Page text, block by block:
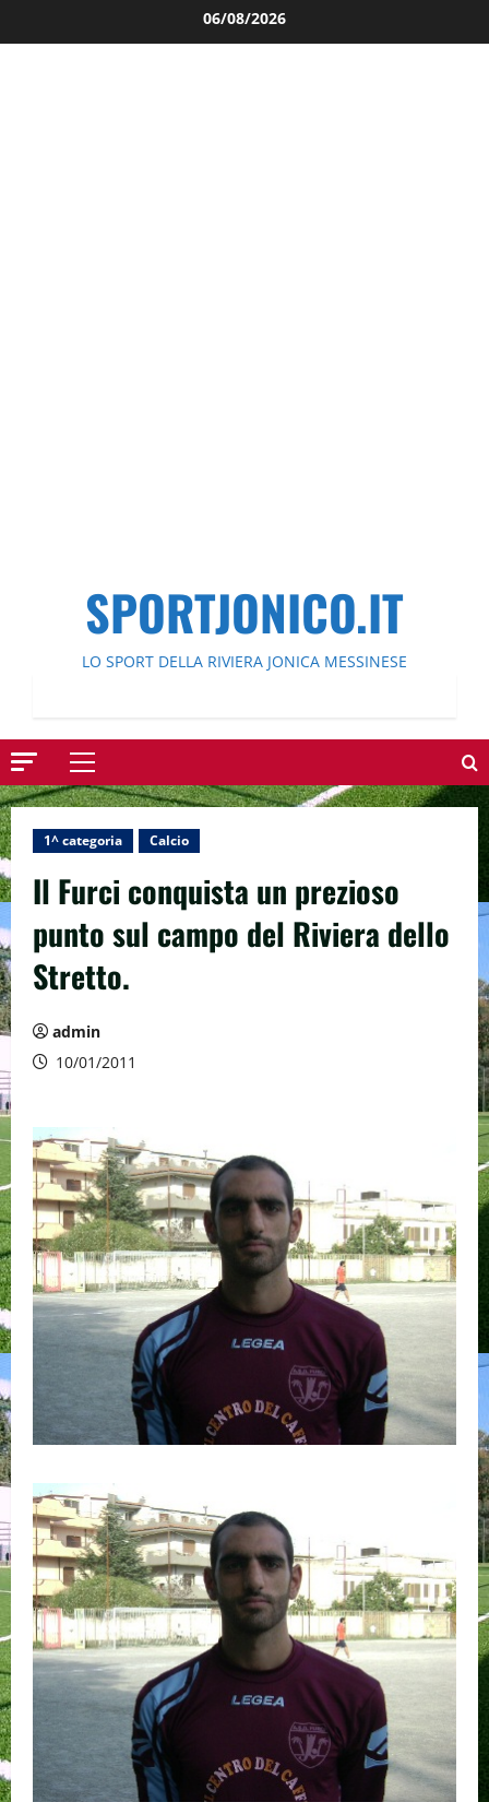
al
06/08/2026
SPORTJONICO.IT
LO SPORT DELLA RIVIERA JONICA MESSINESE
Menu
principale
1^ categoria Calcio
Il Furci conquista un prezioso
punto sul campo del Riviera dello
Stretto.
admin
10/01/2011